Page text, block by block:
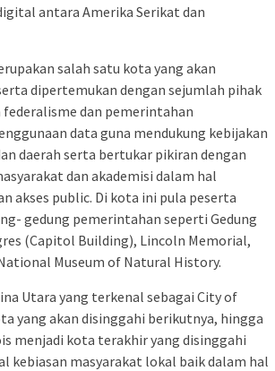
antara Amerika Serikat dan
salah satu kota yang akan
dipertemukan dengan sejumlah pihak
dan pemerintahan
data guna mendukung kebijakan
daerah serta bertukar pikiran dengan
dan akademisi dalam hal
akses public. Di kota ini pula peserta
gedung pemerintahan seperti Gedung
(Capitol Building), Lincoln Memorial,
Museum of Natural History.
Utara yang terkenal sebagai City of
yang akan disinggahi berikutnya, hingga
menjadi kota terakhir yang disinggahi
kebiasan masyarakat lokal baik dalam hal